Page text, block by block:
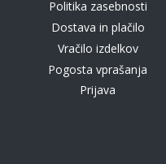
Politika zasebnosti
Dostava in plačilo
Vračilo izdelkov
Pogosta vprašanja
Prijava